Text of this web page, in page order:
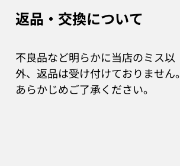
返品・交換について
不良品など明らかに当店のミス以
外、返品は受け付けておりません。
あらかじめご了承ください。